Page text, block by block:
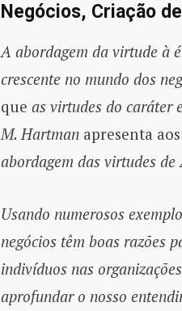
Negócios, Criação
A abordagem da virtude à
crescente no mundo dos
que as virtudes do caráter
M. Hartmanapresenta
abordagem das virtudes de
Usando numerosos
negócios têm boas razões
indivíduos nas
aprofundar o nosso